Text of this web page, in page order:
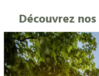
Découvrez